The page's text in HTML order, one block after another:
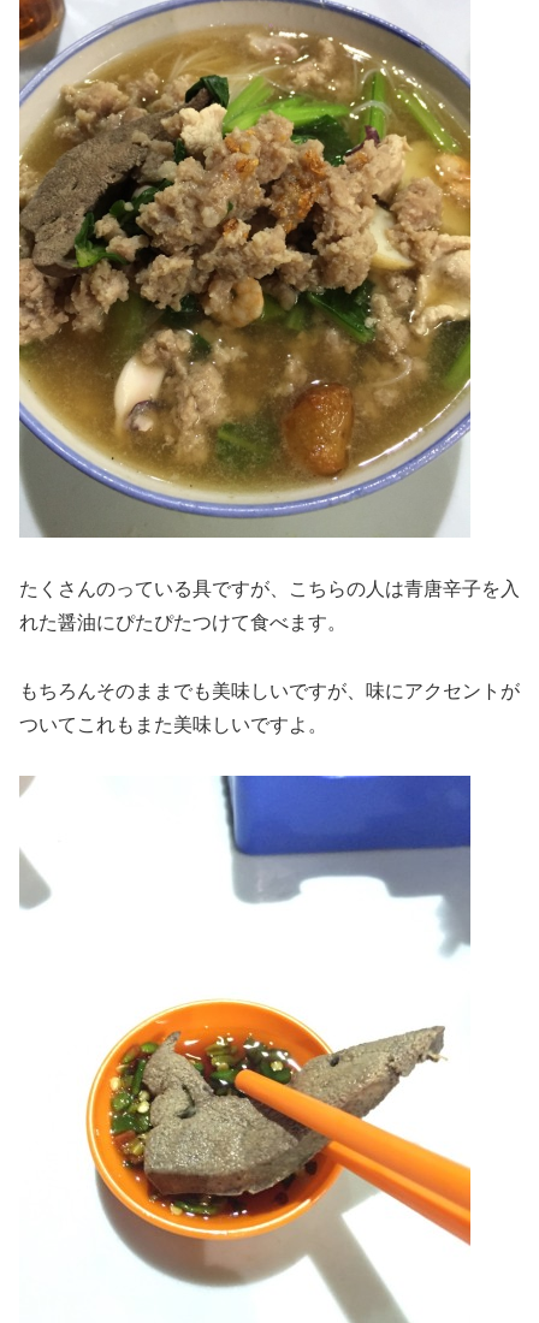
たくさんのっている具ですが、こちらの人は青唐辛子を入
れた醤油にぴたぴたつけて食べます。
もちろんそのままでも美味しいですが、味にアクセントが
ついてこれもまた美味しいですよ。